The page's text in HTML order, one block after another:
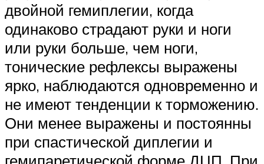
двойной гемиплегии, когда
одинаково страдают руки и ноги
или руки больше, чем ноги,
тонические рефлексы выражены
ярко, наблюдаются одновременно и
не имеют тенденции к торможению.
Они менее выражены и постоянны
при спастической диплегии и